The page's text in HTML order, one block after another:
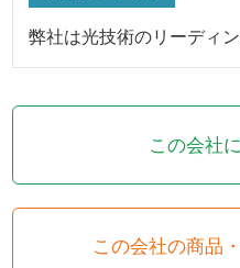
弊社は光技術のリーディ
この会社
この会社の商品